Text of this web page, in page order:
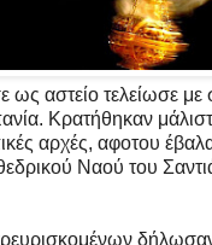
ως αστείο τελείωσε
Κρατήθηκαν
αρχές, αφοτου
Ναού του